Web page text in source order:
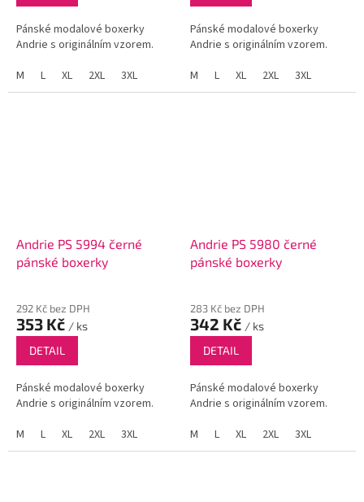
Pánské modalové boxerky
Andrie s originálním vzorem.
M
L XL 2XL 3XL
Pánské modalové boxerky
Andrie s originálním vzorem.
M
L XL 2XL 3XL
Andrie PS 5994 černé
pánské boxerky
292 Kč bez DPH
353 Kč / ks
DETAIL
Pánské modalové boxerky
Andrie s originálním vzorem.
M
L XL 2XL 3XL
Andrie PS 5980 černé
pánské boxerky
283 Kč bez DPH
342 Kč / ks
DETAIL
Pánské modalové boxerky
Andrie s originálním vzorem.
M
L XL 2XL 3XL